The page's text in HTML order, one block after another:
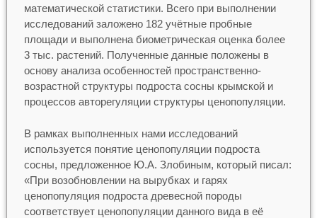
математической статистики. Всего при выполнении
исследований заложено 182 учётные пробные
площади и выполнена биометрическая оценка более
3 тыс. растений. Полученные данные положены в
основу анализа особенностей пространственно-
возрастной структуры подроста сосны крымской и
процессов авторегуляции структуры ценопопуляции.
В рамках выполненных нами исследований
используется понятие ценопопуляции подроста
сосны, предложенное Ю.А. Злобиным, который писал:
«При возобновлении на вырубках и гарях
ценопопуляция подроста древесной породы
соответствует ценопопуляции данного вида в её